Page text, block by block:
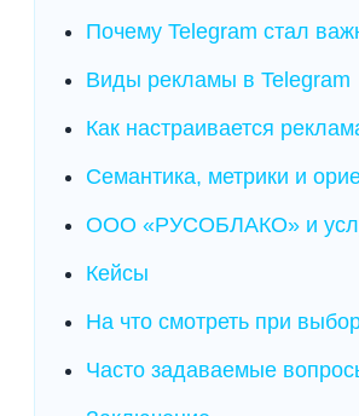
Почему Telegram стал
Виды рекламы в Telegram
Как настраивается
Семантика, метрики и
ООО «РУСОБЛАКО» и
Кейсы
На что смотреть при
Часто задаваемые